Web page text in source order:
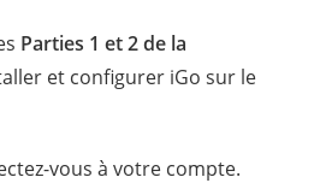
Parties 1 et 2 de la
et configurer iGo sur le
vous à votre compte.